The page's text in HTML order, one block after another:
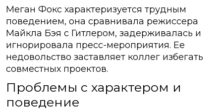
Меган Фокс характеризуется трудным
поведением, она сравнивала режиссера
Майкла Бэя с Гитлером, задерживалась и
игнорировала пресс-мероприятия. Ее
недовольство заставляет коллег избегать
совместных проектов.
Проблемы с характером и
поведение